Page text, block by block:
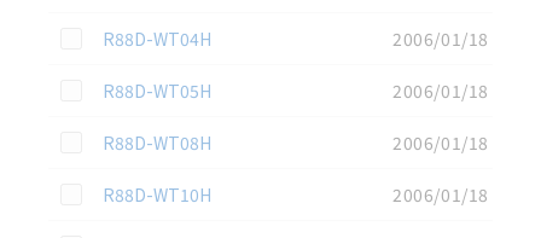
この資料を選択
R88D-WT04H
2006/01/18
この資料を選択
R88D-WT05H
2006/01/18
この資料を選択
R88D-WT08H
2006/01/18
この資料を選択
R88D-WT10H
2006/01/18